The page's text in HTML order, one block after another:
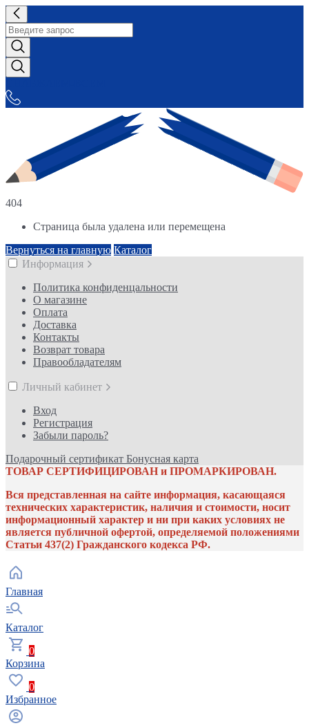
404
Страница была удалена или перемещена
Вернуться на главную Каталог
Информация
Политика конфиденцальности
О магазине
Оплата
Доставка
Контакты
Возврат товара
Правообладателям
Личный кабинет
Вход
Регистрация
Забыли пароль?
Подарочный сертификат Бонусная карта
ТОВАР СЕРТИФИЦИРОВАН и ПРОМАРКИРОВАН.
Вся представленная на сайте информация, касающаяся
технических характеристик, наличия и стоимости, носит
информационный характер и ни при каких условиях не
является публичной офертой, определяемой положениями
Статьи 437(2) Гражданского кодекса РФ.
Главная
Каталог
0
Корзина
0
Избранное